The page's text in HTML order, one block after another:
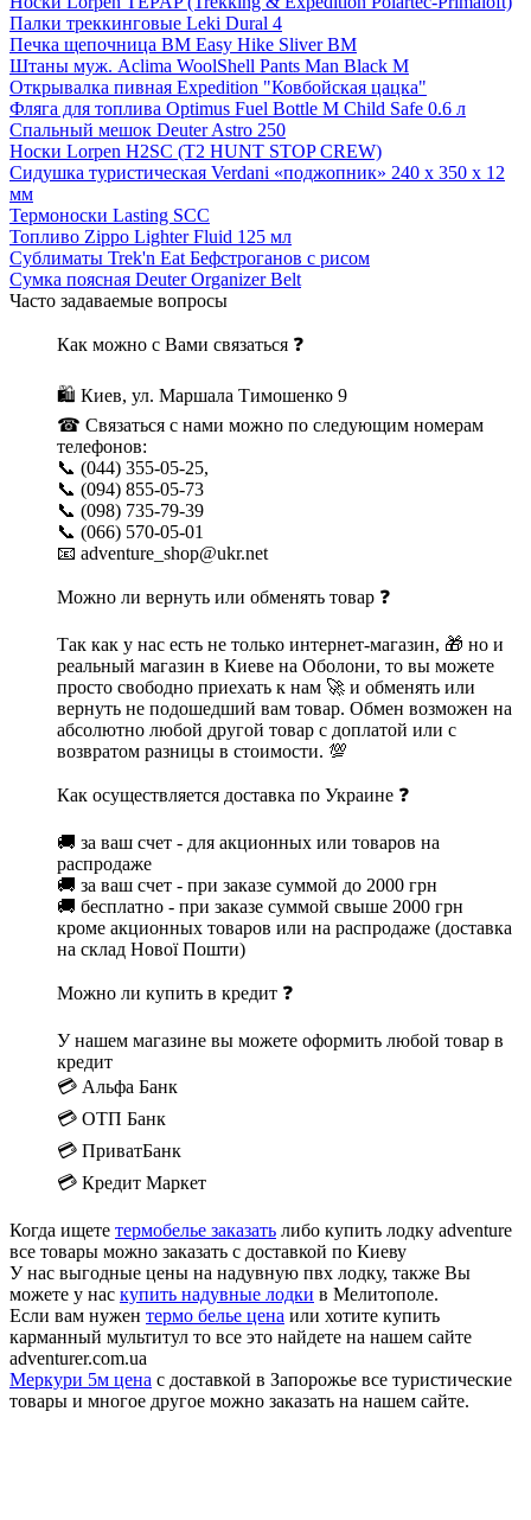
Палки треккинговые Leki Dural 4
Печка щепочница BM Easy Hike Sliver BM
Штаны муж. Aclima WoolShell Pants Man Black M
Открывалка пивная Expedition "Ковбойская цацка"
Фляга для топлива Optimus Fuel Bottle M Child Safe 0.6 л
Спальный мешок Deuter Astro 250
Носки Lorpen H2SC (T2 HUNT STOP CREW)
Сидушка туристическая Verdani «поджопник» 240 x 350 х 12
мм
Термоноски Lasting SCС
Топливо Zippo Lighter Fluid 125 мл
Сублиматы Trek'n Eat Бефстроганов с рисом
Сумка поясная Deuter Organizer Belt
Часто задаваемые вопросы
Как можно с Вами связаться ❓
🛍 Киев, ул. Маршала Тимошенко 9
☎ Связаться с нами можно по следующим номерам
телефонов:
📞 (044) 355-05-25,
📞 (094) 855-05-73
📞 (098) 735-79-39
📞 (066) 570-05-01
📧 adventure_shop@ukr.net
Можно ли вернуть или обменять товар ❓
Так как у нас есть не только интернет-магазин, 🎁 но и
реальный магазин в Киеве на Оболони, то вы можете
просто свободно приехать к нам 🚀 и обменять или
вернуть не подошедший вам товар. Обмен возможен на
абсолютно любой другой товар с доплатой или с
возвратом разницы в стоимости. 💯
Как осуществляется доставка по Украине ❓
🚚 за ваш счет - для акционных или товаров на
распродаже
🚚 за ваш счет - при заказе суммой до 2000 грн
🚚 бесплатно - при заказе суммой свыше 2000 грн
кроме акционных товаров или на распродаже (доставка
на склад Нової Пошти)
Можно ли купить в кредит ❓
У нашем магазине вы можете оформить любой товар в
кредит
💳 Альфа Банк
💳 ОТП Банк
💳 ПриватБанк
💳 Кредит Маркет
Когда ищете термобелье заказать либо купить лодку adventure
все товары можно заказать с доставкой по Киеву
У нас выгодные цены на надувную пвх лодку, также Вы
можете у нас купить надувные лодки в Мелитополе.
Если вам нужен термо белье цена или хотите купить
карманный мультитул то все это найдете на нашем сайте
adventurer.com.ua
Меркури 5м цена с доставкой в Запорожье все туристические
товары и многое другое можно заказать на нашем сайте.